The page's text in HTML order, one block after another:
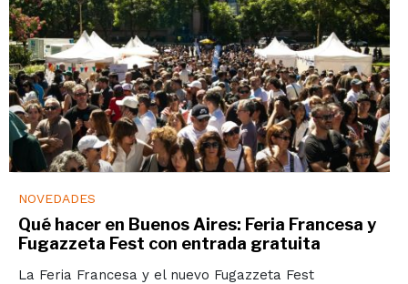
NOVEDADES
Qué hacer en Buenos Aires: Feria Francesa y
Fugazzeta Fest con entrada gratuita
La Feria Francesa y el nuevo Fugazzeta Fest